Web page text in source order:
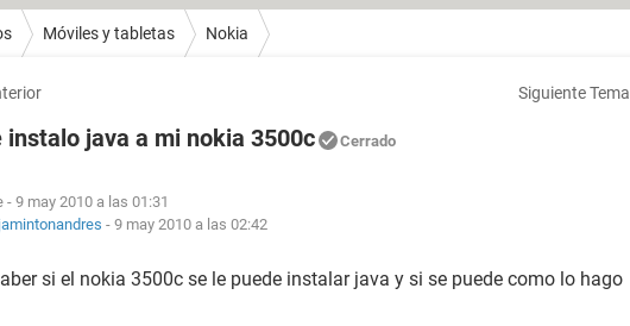
Móviles y tabletas Nokia
Siguiente Tema
instalo java a mi nokia 3500c Cerrado
- 9 may 2010 a las 01:31
jamintonandres - 9 may 2010 a las 02:42
si el nokia 3500c se le puede instalar java y si se puede como lo hago